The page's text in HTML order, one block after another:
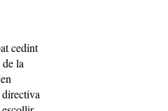
cedint
la